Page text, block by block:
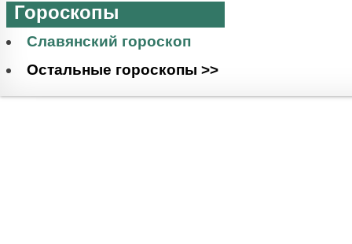
Гороскопы
Славянский гороскоп
Остальные гороскопы >>